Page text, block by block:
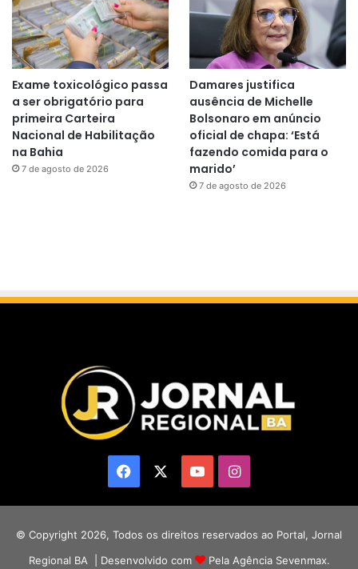
Exame toxicológico passa
a ser obrigatório para
primeira Carteira
Nacional de Habilitação
na Bahia
7 de agosto de 2026
Damares justifica
ausência de Michelle
Bolsonaro em anúncio
oficial de chapa: ‘Está
fazendo comida para o
marido’
7 de agosto de 2026
Facebook YouTubeInstagram
© Copyright 2026, Todos os direitos reservados ao Portal, Jornal
Regional BA | Desenvolvido com
Pela Agência Sevenmax.